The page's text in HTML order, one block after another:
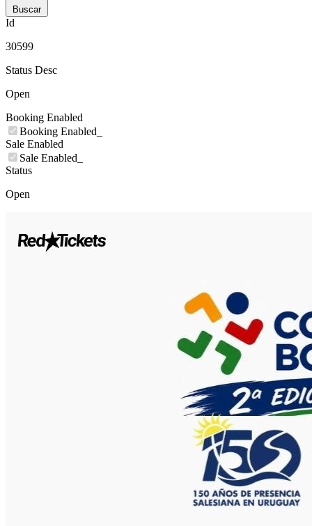
Buscar
Id
30599
Status Desc
Open
Booking Enabled
Booking Enabled_
Sale Enabled
Sale Enabled_
Status
Open